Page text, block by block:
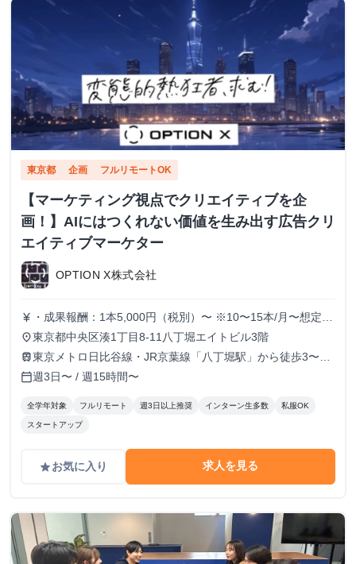
東京都 企画 フルリモートOK
【マーケティング視点でクリエイティブを企
画！】AIにはつくれない価値を生み出す広告クリ
エイティブマーケター
OPTION X株式会社
currency_yen ・成果報酬：1本5,000円（税別）〜 ※10〜15本/月〜想定
※経験、実績、能力等によって変動 ※トライアル期間の場
合変動あり
place東京都中央区湊1丁目8-11八丁堀エイトビル3階
train東京メトロ日比谷線・JR京葉線「八丁堀駅」から徒歩3〜6
分
calendar_today週3日〜 / 週15時間〜
全学年対象 フルリモート 週3日以上推奨 インターン生多数 私服OK
スタートアップ
gradeお気に入り 求人を見る